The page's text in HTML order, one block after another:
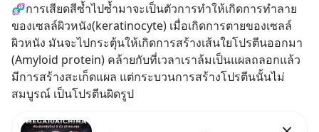
🧬การเสียดสีซ้ำไปซ้ำมาจะเป็นตัวการทำให้เกิดการทำลาย
ของเซลล์ผิวหนัง(keratinocyte) เมื่อเกิดการตายของเซลล์
ผิวหนัง มันจะไปกระตุ้นให้เกิดการสร้างเส้นใยโปรตีนออกมา
(Amyloid protein) คล้ายกับที่เวลาเราล้มเป็นแผลถลอกแล้ว
มีการสร้างสะเก็ดแผล แต่กระบวนการสร้างโปรตีนนั้นไม่
สมบูรณ์ เป็นโปรตีนผิดรูป